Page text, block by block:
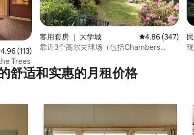
均评分 4.96 分（满分 5 分），共 113 条评价
4.96 (113)
Trees
客用套房 ｜ 大学城 平均评分 4.86
4.86 (347)
靠近3个高尔夫球场（包括Chambers
舒适和实惠的月租价格